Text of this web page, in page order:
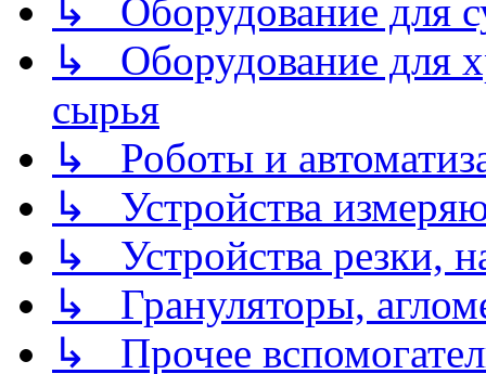
↳ Оборудование для
↳ Оборудование для
сырья
↳ Роботы и
↳ Устройства
↳ Устройства резки,
↳ Грануляторы,
↳ Прочее